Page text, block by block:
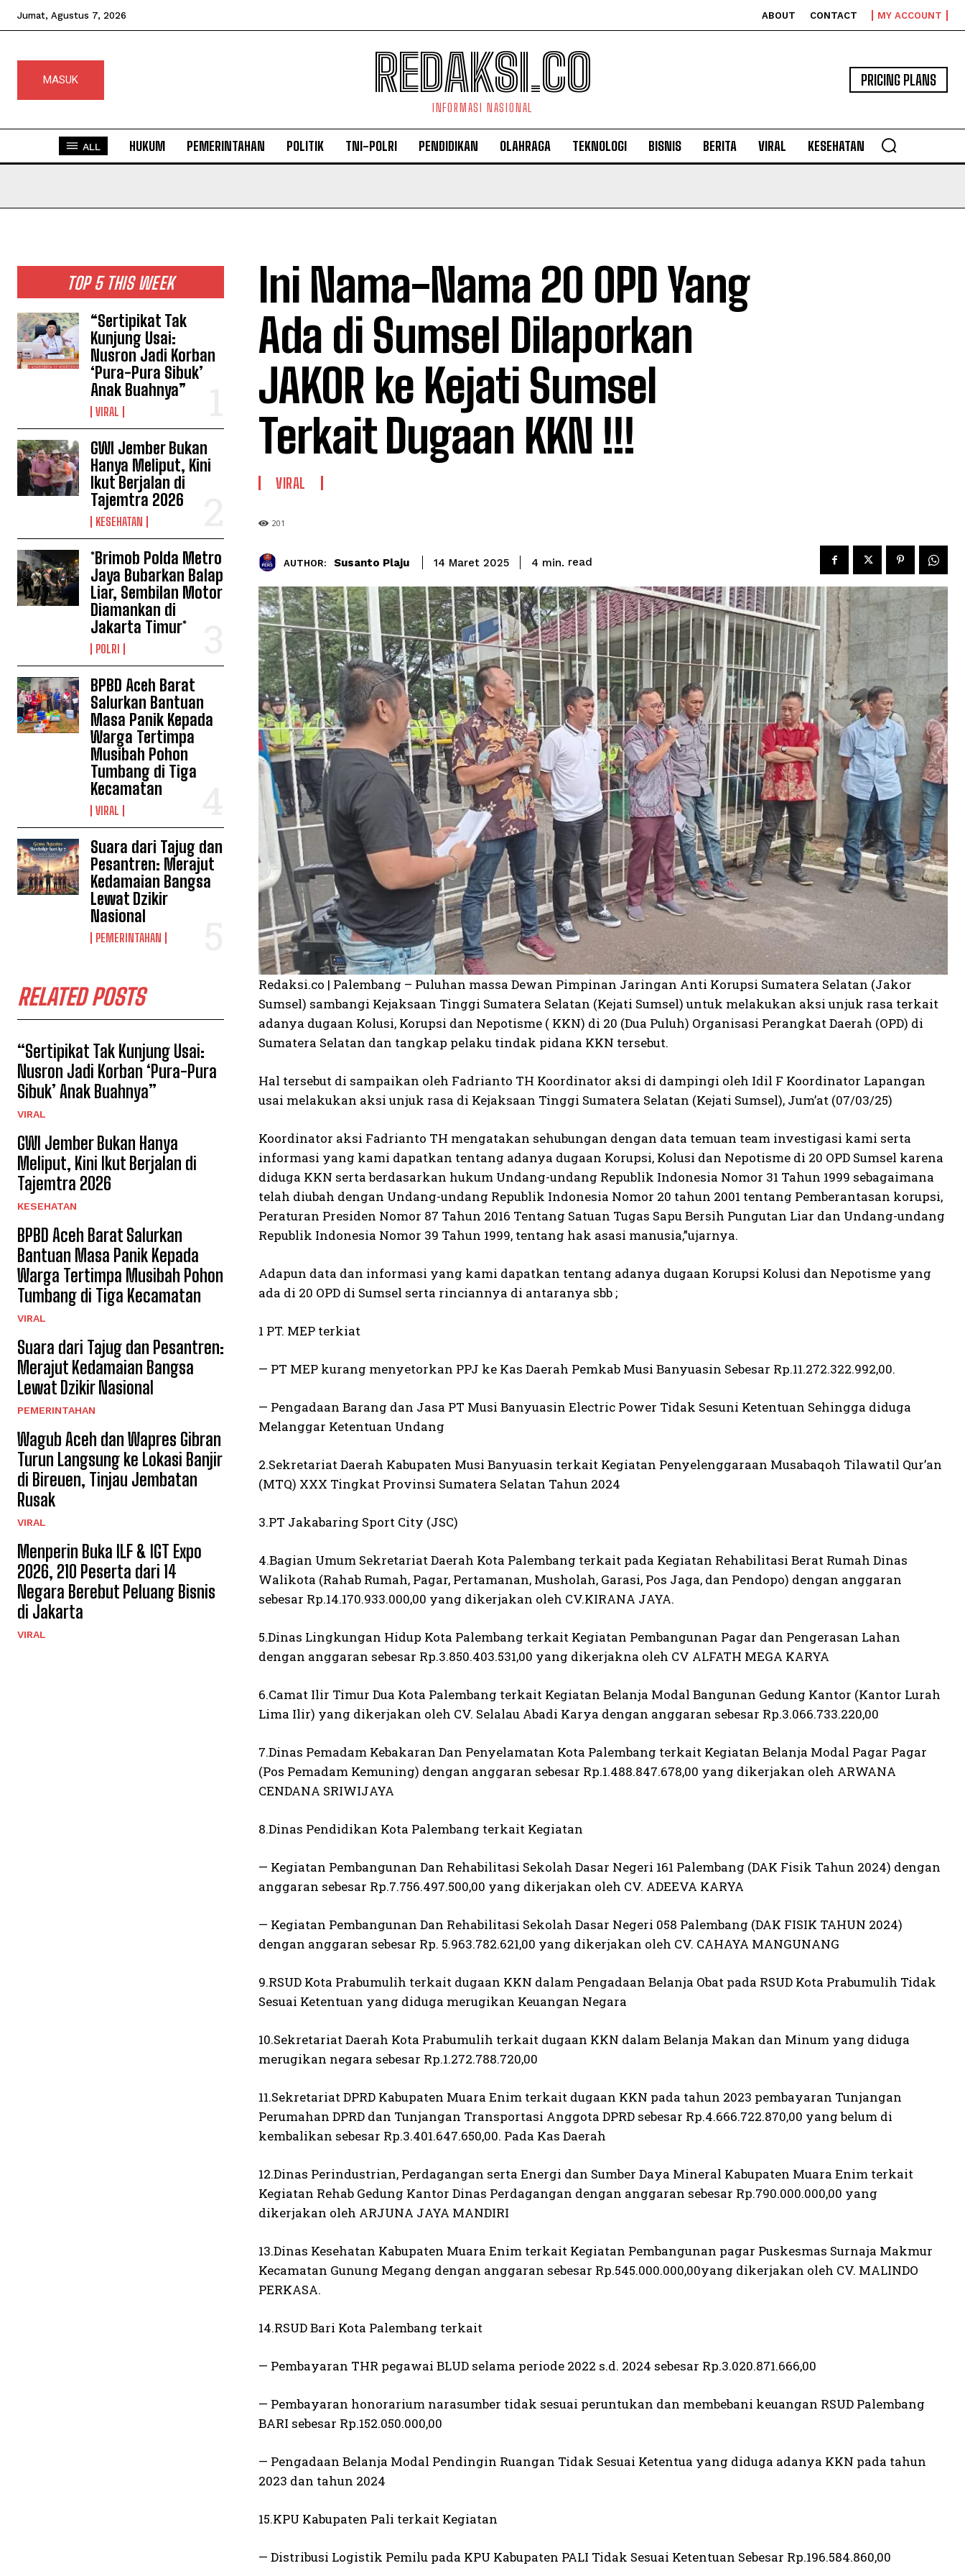
Jumat, Agustus 7, 2026 ABOUT CONTACT MY ACCOUNT
MASUK REDAKSI.CO
INFORMASI NASIONAL
PRICING PLANS
ALL HUKUM PEMERINTAHAN POLITIK TNI-POLRI PENDIDIKAN OLAHRAGA TEKNOLOGI BISNIS BERITA VIRAL KESEHATAN
TOP 5 THIS WEEK
“Sertipikat Tak
Kunjung Usai:
Nusron Jadi Korban
‘Pura-Pura Sibuk’
Anak Buahnya”
VIRAL
GWI Jember Bukan
Hanya Meliput, Kini
Ikut Berjalan di
Tajemtra 2026
KESEHATAN
*Brimob Polda Metro
Jaya Bubarkan Balap
Liar, Sembilan Motor
Diamankan di
Jakarta Timur*
POLRI
BPBD Aceh Barat
Salurkan Bantuan
Masa Panik Kepada
Warga Tertimpa
Musibah Pohon
Tumbang di Tiga
Kecamatan
VIRAL
Suara dari Tajug dan
Pesantren: Merajut
Kedamaian Bangsa
Lewat Dzikir
Nasional
PEMERINTAHAN
RELATED POSTS
“Sertipikat Tak Kunjung Usai:
Nusron Jadi Korban ‘Pura-Pura
Sibuk’ Anak Buahnya”
VIRAL
GWI Jember Bukan Hanya
Meliput, Kini Ikut Berjalan di
Tajemtra 2026
KESEHATAN
BPBD Aceh Barat Salurkan
Bantuan Masa Panik Kepada
Warga Tertimpa Musibah Pohon
Tumbang di Tiga Kecamatan
VIRAL
Suara dari Tajug dan Pesantren:
Merajut Kedamaian Bangsa
Lewat Dzikir Nasional
PEMERINTAHAN
Wagub Aceh dan Wapres Gibran
Turun Langsung ke Lokasi Banjir
di Bireuen, Tinjau Jembatan
Rusak
VIRAL
Menperin Buka ILF & IGT Expo
2026, 210 Peserta dari 14
Negara Berebut Peluang Bisnis
di Jakarta
VIRAL
Ini Nama-Nama 20 OPD Yang
Ada di Sumsel Dilaporkan
JAKOR ke Kejati Sumsel
Terkait Dugaan KKN !!!
VIRAL
201
AUTHOR: Susanto Plaju 14 Maret 2025 4 min. read
Redaksi.co | Palembang – Puluhan massa Dewan Pimpinan Jaringan Αnti Κorupsi Sumatera Selatan (Jakor
Sumsel) sambangi Kejaksaan Tinggi Sumatera Selatan (Kejati Sumsel) untuk melakukan aksi unjuk rasa terkait
adanya dugaan Kolusi, Korupsi dan Nepotisme ( KKN) di 20 (Dua Puluh) Organisasi Perangkat Daerah (OPD) di
Sumatera Selatan dan tangkap pelaku tindak pidana KKN tersebut.
Hal tersebut di sampaikan oleh Fadrianto TH Koordinator aksi di dampingi oleh Idil F Koordinator Lapangan
usai melakukan aksi unjuk rasa di Kejaksaan Tinggi Sumatera Selatan (Kejati Sumsel), Jum’at (07/03/25)
Koordinator aksi Fadrianto TH mengatakan sehubungan dengan data temuan team investigasi kami serta
informasi yang kami dapatkan tentang adanya dugaan Korupsi, Kolusi dan Nepotisme di 20 OPD Sumsel karena
diduga KKN serta berdasarkan hukum Undang-undang Republik Indonesia Nomor 31 Tahun 1999 sebagaimana
telah diubah dengan Undang-undang Republik Indonesia Nomor 20 tahun 2001 tentang Pemberantasan korupsi,
Peraturan Presiden Nomor 87 Tahun 2016 Tentang Satuan Tugas Sapu Bersih Pungutan Liar dan Undang-undang
Republik Indonesia Nomor 39 Tahun 1999, tentang hak asasi manusia,”ujarnya.
Adapun data dan informasi yang kami dapatkan tentang adanya dugaan Korupsi Kolusi dan Nepotisme yang
ada di 20 OPD di Sumsel serta rinciannya di antaranya sbb ;
1 PT. MEP terkiat
— PT MEP kurang menyetorkan PPJ ke Kas Daerah Pemkab Musi Banyuasin Sebesar Rp.11.272.322.992,00.
— Pengadaan Barang dan Jasa PT Musi Banyuasin Electric Power Tidak Sesuni Ketentuan Sehingga diduga
Melanggar Ketentuan Undang
2.Sekretariat Daerah Kabupaten Musi Banyuasin terkait Kegiatan Penyelenggaraan Musabaqoh Tilawatil Qur’an
(MTQ) XXX Tingkat Provinsi Sumatera Selatan Tahun 2024
3.PT Jakabaring Sport City (JSC)
4.Bagian Umum Sekretariat Daerah Kota Palembang terkait pada Kegiatan Rehabilitasi Berat Rumah Dinas
Walikota (Rahab Rumah, Pagar, Pertamanan, Musholah, Garasi, Pos Jaga, dan Pendopo) dengan anggaran
sebesar Rp.14.170.933.000,00 yang dikerjakan oleh CV.KIRANA JAYA.
5.Dinas Lingkungan Hidup Kota Palembang terkait Kegiatan Pembangunan Pagar dan Pengerasan Lahan
dengan anggaran sebesar Rp.3.850.403.531,00 yang dikerjakna oleh CV ALFATH MEGA KARYA
6.Camat Ilir Timur Dua Kota Palembang terkait Kegiatan Belanja Modal Bangunan Gedung Kantor (Kantor Lurah
Lima Ilir) yang dikerjakan oleh CV. Selalau Abadi Karya dengan anggaran sebesar Rp.3.066.733.220,00
7.Dinas Pemadam Kebakaran Dan Penyelamatan Kota Palembang terkait Kegiatan Belanja Modal Pagar Pagar
(Pos Pemadam Kemuning) dengan anggaran sebesar Rp.1.488.847.678,00 yang dikerjakan oleh ARWANA
CENDANA SRIWIJAYA
8.Dinas Pendidikan Kota Palembang terkait Kegiatan
— Kegiatan Pembangunan Dan Rehabilitasi Sekolah Dasar Negeri 161 Palembang (DAK Fisik Tahun 2024) dengan
anggaran sebesar Rp.7.756.497.500,00 yang dikerjakan oleh CV. ADEEVA KARYA
— Kegiatan Pembangunan Dan Rehabilitasi Sekolah Dasar Negeri 058 Palembang (DAK FISIK TAHUN 2024)
dengan anggaran sebesar Rp. 5.963.782.621,00 yang dikerjakan oleh CV. CAHAYA MANGUNANG
9.RSUD Kota Prabumulih terkait dugaan KKN dalam Pengadaan Belanja Obat pada RSUD Kota Prabumulih Tidak
Sesuai Ketentuan yang diduga merugikan Keuangan Negara
10.Sekretariat Daerah Kota Prabumulih terkait dugaan KKN dalam Belanja Makan dan Minum yang diduga
merugikan negara sebesar Rp.1.272.788.720,00
11.Sekretariat DPRD Kabupaten Muara Enim terkait dugaan KKN pada tahun 2023 pembayaran Tunjangan
Perumahan DPRD dan Tunjangan Transportasi Anggota DPRD sebesar Rp.4.666.722.870,00 yang belum di
kembalikan sebesar Rp.3.401.647.650,00. Pada Kas Daerah
12.Dinas Perindustrian, Perdagangan serta Energi dan Sumber Daya Mineral Kabupaten Muara Enim terkait
Kegiatan Rehab Gedung Kantor Dinas Perdagangan dengan anggaran sebesar Rp.790.000.000,00 yang
dikerjakan oleh ARJUNA JAYA MANDIRI
13.Dinas Kesehatan Kabupaten Muara Enim terkait Kegiatan Pembangunan pagar Puskesmas Surnaja Makmur
Kecamatan Gunung Megang dengan anggaran sebesar Rp.545.000.000,00yang dikerjakan oleh CV. MALINDO
PERKASA.
14.RSUD Bari Kota Palembang terkait
— Pembayaran THR pegawai BLUD selama periode 2022 s.d. 2024 sebesar Rp.3.020.871.666,00
— Pembayaran honorarium narasumber tidak sesuai peruntukan dan membebani keuangan RSUD Palembang
BARI sebesar Rp.152.050.000,00
— Pengadaan Belanja Modal Pendingin Ruangan Tidak Sesuai Ketentua yang diduga adanya KKN pada tahun
2023 dan tahun 2024
15.KPU Kabupaten Pali terkait Kegiatan
— Distribusi Logistik Pemilu pada KPU Kabupaten PALI Tidak Sesuai Ketentuan Sebesar Rp.196.584.860,00